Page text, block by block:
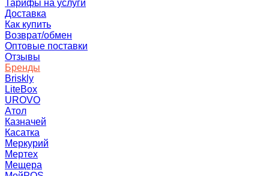
Тарифы на услуги
Доставка
Как купить
Возврат/обмен
Оптовые поставки
Отзывы
Бренды
Briskly
LiteBox
UROVO
Атол
Казначей
Касатка
Меркурий
Мертех
Мещера